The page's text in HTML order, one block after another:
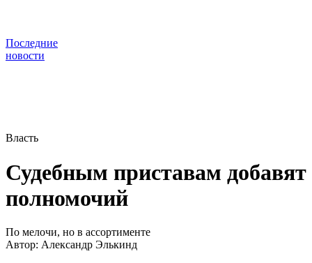
Последние
новости
Власть
Судебным приставам добавят
полномочий
По мелочи, но в ассортименте
Автор: Александр Элькинд